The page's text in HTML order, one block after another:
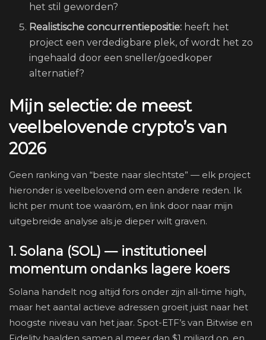
het stil geworden?
Realistische concurrentiepositie: heeft het
project een verdedigbare plek, of wordt het zo
ingehaald door een sneller/goedkoper
alternatief?
Mijn selectie: de meest
veelbelovende crypto’s van
2026
Geen ranking van “beste naar slechtste” — elk project
hieronder is veelbelovend om een andere reden. Ik
licht per munt toe waaróm, en link door naar mijn
uitgebreide analyse als je dieper wilt graven.
1. Solana (SOL) — institutioneel
momentum ondanks lagere koers
Solana handelt nog altijd fors onder zijn all-time high,
maar het aantal actieve adressen groeit juist naar het
hoogste niveau van het jaar. Spot-ETF’s van Bitwise en